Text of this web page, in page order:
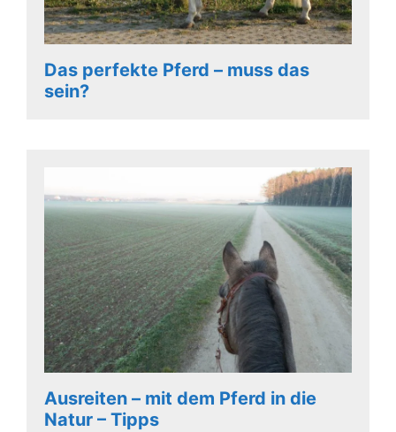
Das perfekte Pferd – muss das
sein?
Ausreiten – mit dem Pferd in die
Natur – Tipps